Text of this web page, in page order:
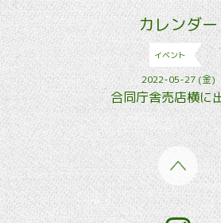
カレンダー
イベント
2022-05-27 (金)
合同庁舎売店横に